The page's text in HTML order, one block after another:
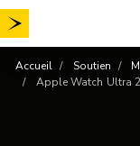
Aller
au
Accueil Soutien
Apple Watch Ultra